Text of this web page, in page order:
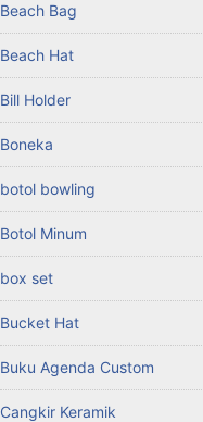
Beach Bag
Beach Hat
Bill Holder
Boneka
botol bowling
Botol Minum
box set
Bucket Hat
Buku Agenda Custom
Cangkir Keramik